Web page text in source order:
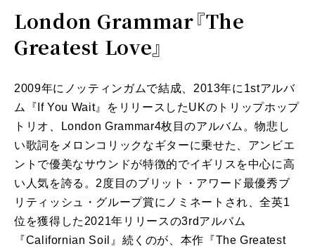
London Grammar『The
Greatest Love』
2009年にノッティンガムで結成、2013年に1stアルバ
ム『If You Wait』をリリースしたUKのトリップホップ
トリオ、London Grammar4枚目のアルバム。物悲し
い歌詞をメロンコリックなギターに乗せた、アンビエ
ントで優美なサウンドが特徴的でイギリスを中心に高
い人気を誇る。2度目のブリット・アワード最優秀ブ
リティッシュ・グループ賞にノミネートされ、全英1
位を獲得した2021年リリースの3rdアルバム
『Californian Soil』続くのが、本作『The Greatest